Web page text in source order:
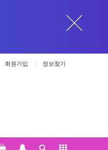
회원가입 정보찾기